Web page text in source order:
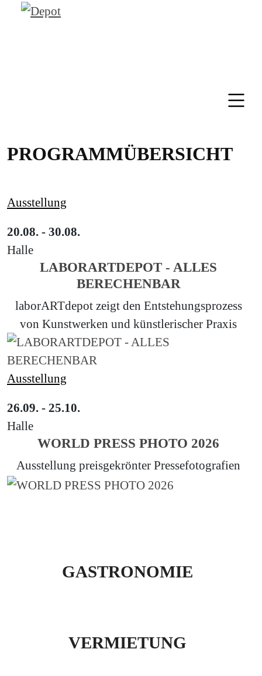
PROGRAMMÜBERSICHT
Ausstellung
20.08. - 30.08.
Halle
LABORARTDEPOT - ALLES
BERECHENBAR
laborARTdepot zeigt den Entstehungsprozess
von Kunstwerken und künstlerischer Praxis
Ausstellung
26.09. - 25.10.
Halle
WORLD PRESS PHOTO 2026
Ausstellung preisgekrönter Pressefotografien
GASTRONOMIE
VERMIETUNG